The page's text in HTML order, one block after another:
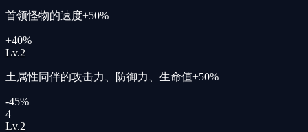
首领怪物的速度+50%
+40%
Lv.2
土属性同伴的攻击力、防御力、 生命值+50%
-45%
4
Lv.2